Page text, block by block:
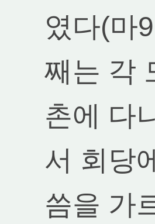
였다(마
째는 각
촌에 다
서 회당
씀을 가